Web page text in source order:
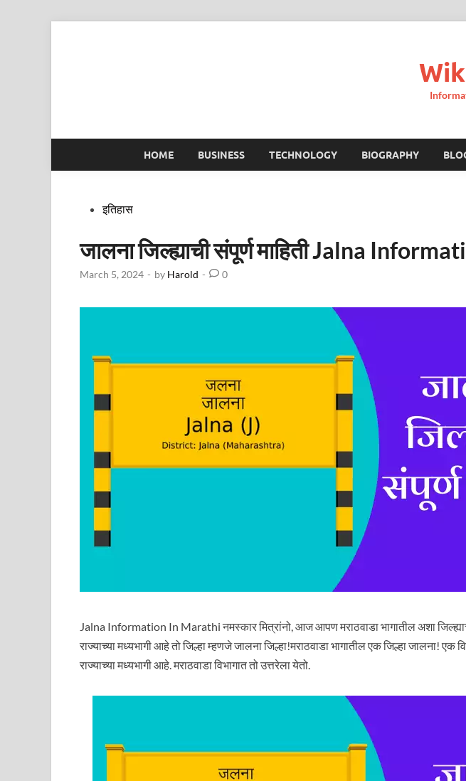
HOME BUSINESS TECHNOLOGY BIOGRAPHY
Postedइतिहास
जालना जिल्ह्याची संपूर्ण माहिती Jalna
March 5, 2024 - by Harold - 0
Jalna Information In Marathi नमस्कार मित्रांनो, आज आपण मराठवाडा भागातील अशा
राज्याच्या मध्यभागी आहे तो जिल्हा म्हणजे जालना जिल्हा!मराठवाडा भागातील एक जिल्हा जालना! एक
राज्याच्या मध्यभागी आहे. मराठवाडा विभागात तो उत्तरेला येतो.